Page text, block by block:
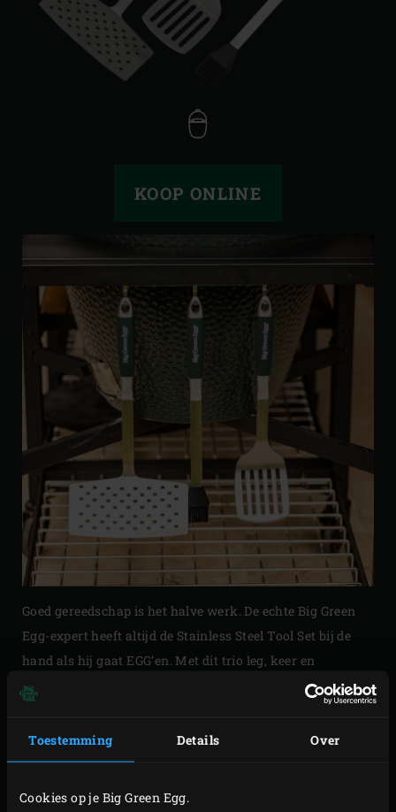
Toestemming Details Over
Cookies op je Big Green Egg.
KOOP ONLINE
Goed gereedschap is het halve werk. De echte Big Green
Egg-expert heeft altijd de Stainless Steel Tool Set bij de
hand als hij gaat EGG’en. Met dit trio leg, keer en
marineer je veilig en hygiënisch.
onvermoeibare set. Door de vorm van de handgreep ligt
dat je handen niet te dicht bij de hitte van de kolen